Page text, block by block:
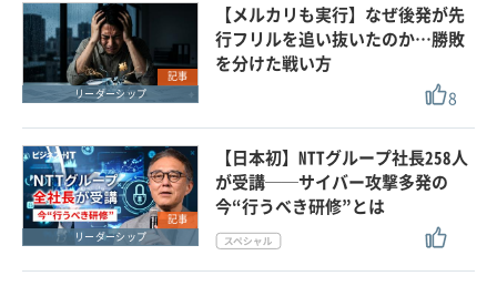
記事
リーダーシップ
【メルカリも実行】なぜ後発が先
行フリルを追い抜いたのか…勝敗
を分けた戦い方
8
記事
リーダーシップ
【日本初】NTTグループ社長258人
が受講──サイバー攻撃多発の
今“行うべき研修”とは